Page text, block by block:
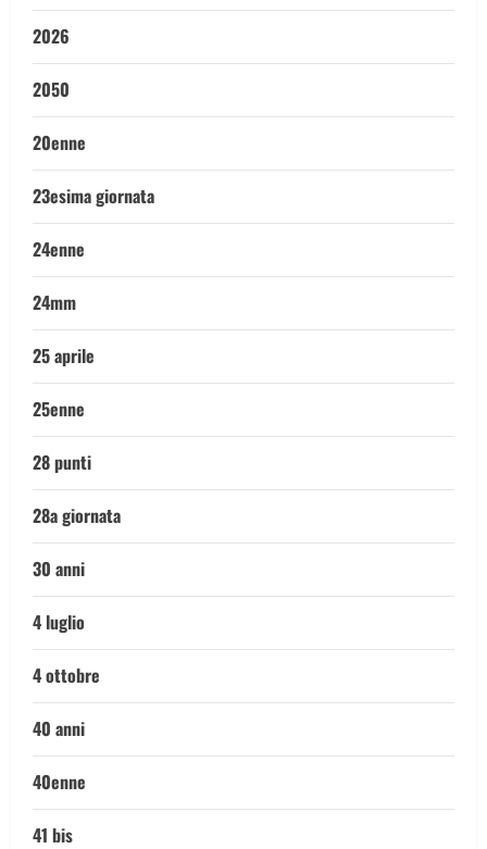
2026
2050
20enne
23esima giornata
24enne
24mm
25 aprile
25enne
28 punti
28a giornata
30 anni
4 luglio
4 ottobre
40 anni
40enne
41 bis